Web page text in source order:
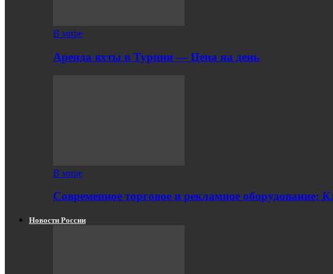
В мире
Аренда яхты в Турции — Цена на день
В мире
Современное торговое и рекламное оборудование:
Новости России